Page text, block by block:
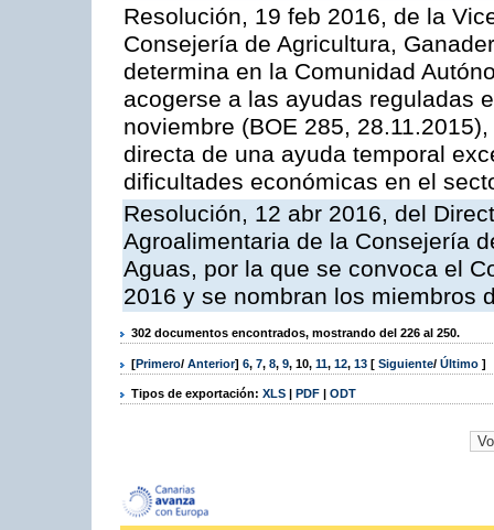
Resolución, 19 feb 2016, de la
Consejería de Agricultura,
determina en la Comunidad
acogerse a las ayudas reguladas
noviembre (BOE 285,
directa de una ayuda temporal
dificultades económicas en el
Resolución, 12 abr 2016, del
Agroalimentaria de la Consejería
Aguas, por la que se convoca el
2016 y se nombran los miembros
302 documentos encontrados, mostrando del 226 al 250.
[Primero/ Anterior] 6, 7, 8, 9, 10, 11, 12, 13 [ Siguiente/ Último ]
Tipos de exportación: XLS | PDF | ODT